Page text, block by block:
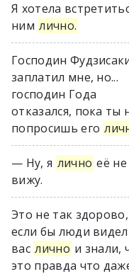
Я хотела
ним лично.
Господин
заплатил мне, но...
господин Года
отказался, пока ты
попросишь его
— Ну, я лично её не
вижу.
Это не так
если бы люди
вас лично и знали,
это правда что